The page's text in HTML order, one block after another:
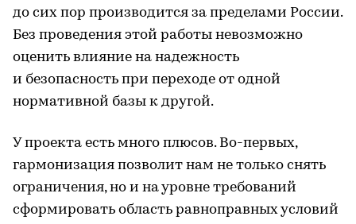
до сих пор производится за пределами России.
Без проведения этой работы невозможно
оценить влияние на надежность
и безопасность при переходе от одной
нормативной базы к другой.
У проекта есть много плюсов. Во-первых,
гармонизация позволит нам не только снять
ограничения, но и на уровне требований
сформировать область равноправных условий